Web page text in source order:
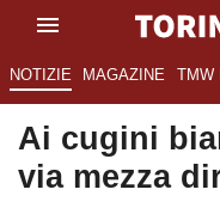
NOTIZIE MAGAZINE TMW
Ai cugini
via mezza